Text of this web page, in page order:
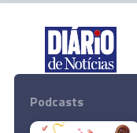
Podcasts